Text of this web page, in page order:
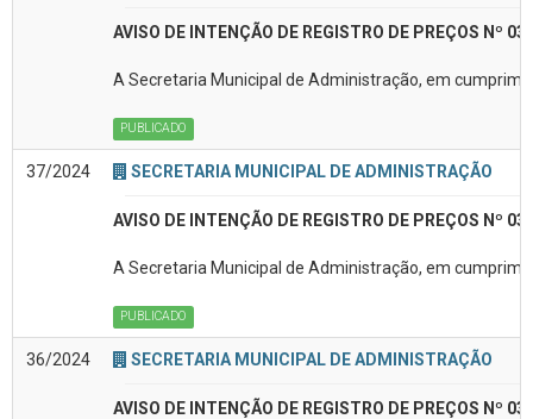
AVISO DE INTENÇÃO DE REGISTRO DE PREÇOS Nº
A Secretaria Municipal de Administração, em
PUBLICADO
37/2024 SECRETARIA MUNICIPAL DE ADMINISTRAÇÃO
AVISO DE INTENÇÃO DE REGISTRO DE PREÇOS Nº
A Secretaria Municipal de Administração, em
PUBLICADO
36/2024 SECRETARIA MUNICIPAL DE ADMINISTRAÇÃO
AVISO DE INTENÇÃO DE REGISTRO DE PREÇOS Nº